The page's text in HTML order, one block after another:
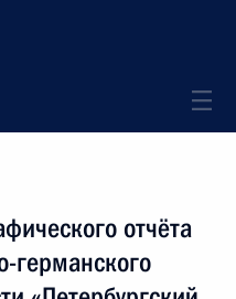
отчёта
германского